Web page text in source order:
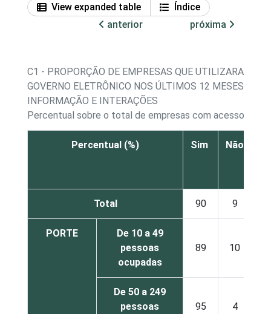
View expanded table
Índice
anterior
próxima
C1 - PROPORÇÃO DE EMPRESAS QUE UTILIZARAM
GOVERNO ELETRÔNICO NOS ÚLTIMOS 12 MESES -
INFORMAÇÃO E INTERAÇÕES
Percentual sobre o total de empresas com acesso à
Percentual (%) Sim
Não
Total 90 9
PORTE
De 10 a 49
pessoas
ocupadas
89 10
De 50 a 249
pessoas
95 4